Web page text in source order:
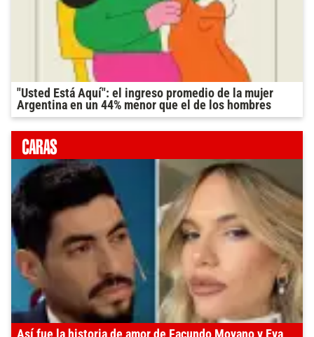
"Usted Está Aquí": el ingreso promedio de la mujer
Argentina en un 44% menor que el de los hombres